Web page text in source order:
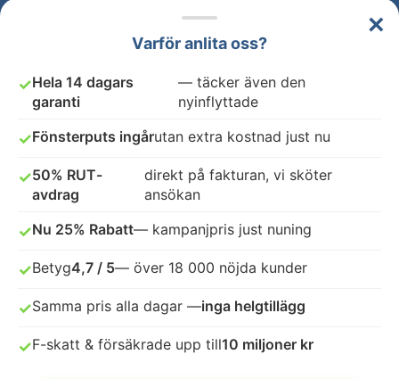
×
Varför anlita oss?
✓Hela 14 dagars
garanti
— täcker även den
nyinflyttade
✓Fönsterputs ingårutan extra kostnad just nu
✓50% RUT-
avdrag
direkt på fakturan, vi sköter
ansökan
✓Nu 25% Rabatt— kampanjpris just nuning
✓Betyg4,7 / 5— över 18 000 nöjda kunder
✓Samma pris alla dagar —inga helgtillägg
✓F-skatt & försäkrade upp till10 miljoner kr